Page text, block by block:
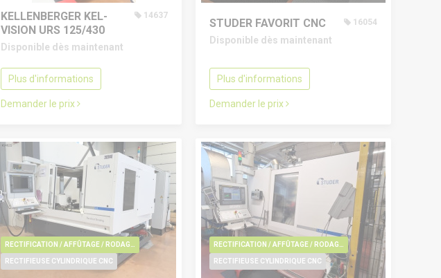
KELLENBERGER KEL-
VISION URS 125/430
14637
Disponible dès maintenant
Plus d'informations
Demander le prix
STUDER FAVORIT CNC 16054
Disponible dès maintenant
Plus d'informations
Demander le prix
RECTIFIEUSE CYLINDRIQUE CNC RECTIFIEUSE CYLINDRIQUE CNC